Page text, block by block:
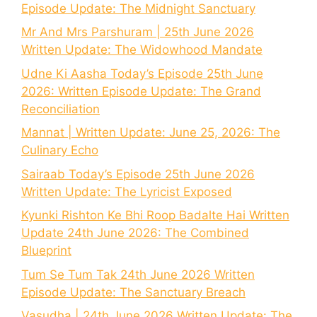
Episode Update: The Midnight Sanctuary
Mr And Mrs Parshuram | 25th June 2026
Written Update: The Widowhood Mandate
Udne Ki Aasha Today’s Episode 25th June
2026: Written Episode Update: The Grand
Reconciliation
Mannat | Written Update: June 25, 2026: The
Culinary Echo
Sairaab Today’s Episode 25th June 2026
Written Update: The Lyricist Exposed
Kyunki Rishton Ke Bhi Roop Badalte Hai Written
Update 24th June 2026: The Combined
Blueprint
Tum Se Tum Tak 24th June 2026 Written
Episode Update: The Sanctuary Breach